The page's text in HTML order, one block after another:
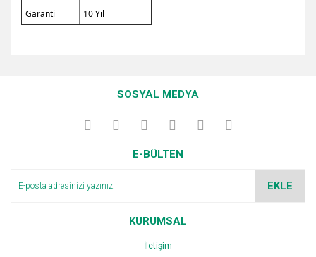
Garanti
10 Yıl
Yorum Yaz
Görüş ve önerileriniz için teşekkür ederiz.
Ürün açıklamasında eksik bilgiler bulunuyor.
Bu ürüne benzer farklı alternatifler olmalı.
SOSYAL MEDYA
E-BÜLTEN
EKLE
KURUMSAL
İletişim